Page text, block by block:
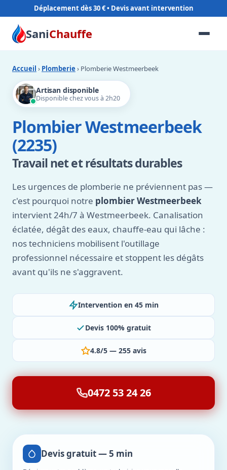
Déplacement dès 30 €
SaniChauffe
Accueil › Plomberie › Plomberie Westmeerbeek
Artisan disponible
Disponible chez vous à 2h20
Plombier Westmeerbeek
(2235)
Travail net et résultats durables
Les urgences de plomberie ne préviennent pas —
c'est pourquoi notre plombier Westmeerbeek
intervient 24h/7 à Westmeerbeek. Canalisation
éclatée, dégât des eaux, chauffe-eau qui lâche :
nos techniciens mobilisent l'outillage
professionnel nécessaire et stoppent les dégâts
avant qu'ils ne s'aggravent.
Intervention en 45 min
Devis 100% gratuit
4.8/5 — 255 avis
0472 53 24 26
Devis gratuit — 5 min